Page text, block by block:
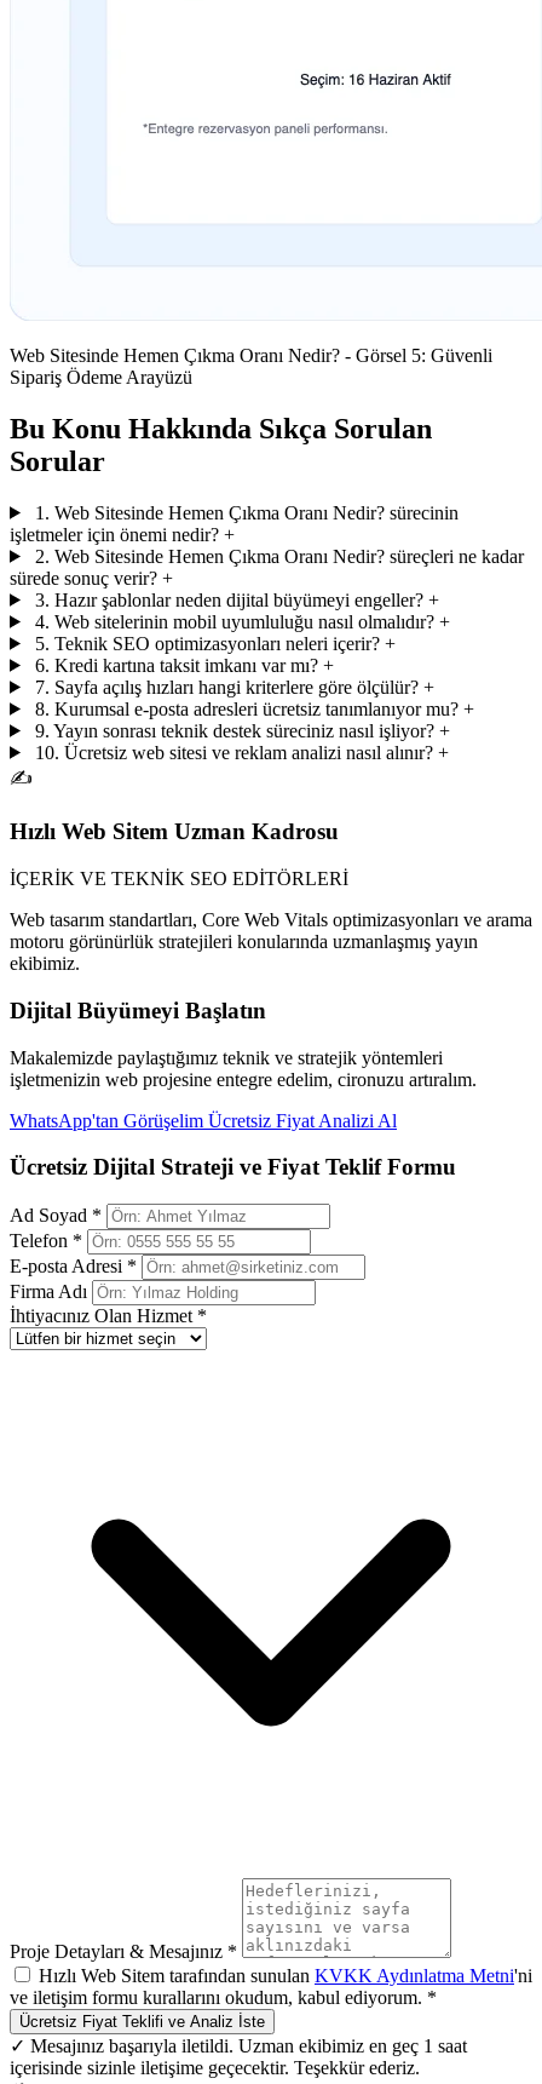
Web Sitesinde Hemen Çıkma Oranı Nedir? - Görsel 5: Güvenli
Sipariş Ödeme Arayüzü
Bu Konu Hakkında Sıkça Sorulan
Sorular
1. Web Sitesinde Hemen Çıkma Oranı Nedir? sürecinin
işletmeler için önemi nedir? +
2. Web Sitesinde Hemen Çıkma Oranı Nedir? süreçleri ne kadar
sürede sonuç verir? +
3. Hazır şablonlar neden dijital büyümeyi engeller? +
4. Web sitelerinin mobil uyumluluğu nasıl olmalıdır? +
5. Teknik SEO optimizasyonları neleri içerir? +
6. Kredi kartına taksit imkanı var mı? +
7. Sayfa açılış hızları hangi kriterlere göre ölçülür? +
8. Kurumsal e-posta adresleri ücretsiz tanımlanıyor mu? +
9. Yayın sonrası teknik destek süreciniz nasıl işliyor? +
10. Ücretsiz web sitesi ve reklam analizi nasıl alınır? +
✍️
Hızlı Web Sitem Uzman Kadrosu
İÇERİK VE TEKNİK SEO EDİTÖRLERİ
Web tasarım standartları, Core Web Vitals optimizasyonları ve arama
motoru görünürlük stratejileri konularında uzmanlaşmış yayın
ekibimiz.
Dijital Büyümeyi Başlatın
Makalemizde paylaştığımız teknik ve stratejik yöntemleri
işletmenizin web projesine entegre edelim, cironuzu artıralım.
WhatsApp'tan Görüşelim Ücretsiz Fiyat Analizi Al
Ücretsiz Dijital Strateji ve Fiyat Teklif Formu
Ad Soyad *
Telefon *
E-posta Adresi *
Firma Adı
İhtiyacınız Olan Hizmet *
Proje Detayları & Mesajınız *
Hızlı Web Sitem tarafından sunulan KVKK Aydınlatma Metni'ni
ve iletişim formu kurallarını okudum, kabul ediyorum. *
Ücretsiz Fiyat Teklifi ve Analiz İste
✓ Mesajınız başarıyla iletildi. Uzman ekibimiz en geç 1 saat
içerisinde sizinle iletişime geçecektir. Teşekkür ederiz.